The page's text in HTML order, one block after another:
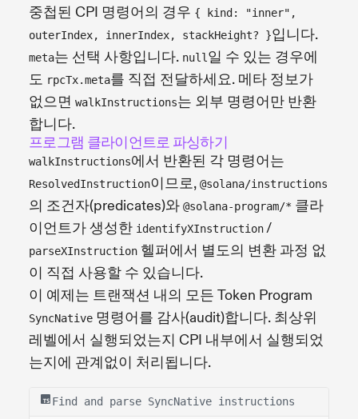
중첩된 CPI 명령어의 경우 { kind: "inner",
outerIndex, innerIndex, stackHeight? }입니다.
meta는 선택 사항입니다. null 일 수 있는 경우에
도 rpcTx.meta를 직접 전달하세요. 메타 정보가
없으면 walkInstructions는 외부 명령어만 반환
합니다.
프로그램 클라이언트로 파싱하기
walkInstructions에서 반환된 각 명령어는
ResolvedInstruction이므로, @solana/instructions
의 조건자(predicates)와 @solana-program/* 클라
이언트가 생성한 identifyXInstruction/
parseXInstruction 헬퍼에서 별도의 변환 과정 없
이 직접 사용할 수 있습니다.
이 예제는 트랜잭션 내의 모든 Token Program
SyncNative 명령어를 감사(audit)합니다. 최상위
레벨에서 실행되었는지 CPI 내부에서 실행되었
는지에 관계없이 처리됩니다.
Find and parse SyncNative instructions